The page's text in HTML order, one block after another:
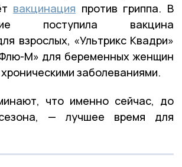
вакцинация против гриппа. В
поступила вакцина
взрослых, «Ультрикс Квадри»
М» для беременных женщин
заболеваниями.
что именно сейчас, до
— лучшее время для